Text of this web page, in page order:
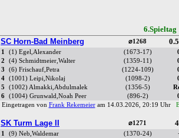
SC Horn-Bad Meinberg
⌀1268
1 (1) Egel,Alexander (1673-17)
2
(4) Schmidtmeier,Walter (1359-11)
3
(6) Frischauf,Petra (1224-109)
4
(1001) Leipi,Nikolaj (1098-2)
5
(1002) Almakki,Abdulmalek (1356-5)
6
(1004) Grunwald,Noah Peer (896-2)
Eingetragen von Frank Rekemeieram 14.03.2026, 20:19 Uhr
SK Turm Lage II ⌀1271
1 (9) Neb,Waldemar (1370-24)